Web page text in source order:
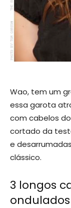
Wao, tem um
essa garota
com cabelos
cortado da
e
clássico.
3 longos